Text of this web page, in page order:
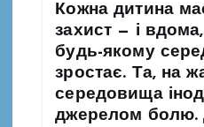
Кожна дитина
захист — і
будь-якому
зростає. Та, на
середовища
джерелом болю.